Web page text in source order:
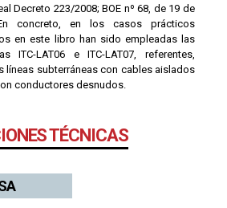
Decreto 223/2008; BOE nº 68, de 19 de
concreto, en los casos prácticos
en este libro han sido empleadas las
ITC-LAT06 e ITC-LAT07, referentes,
líneas subterráneas con cables aislados
conductores desnudos.
TÉCNICAS